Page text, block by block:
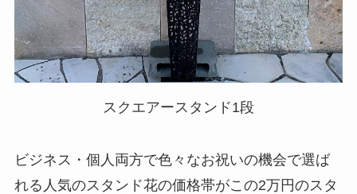
スクエアースタンド1段
ビジネス・個人両方で色々なお祝いの機会で選ば
れる人気のスタンド花の価格帯がこの2万円のスタ